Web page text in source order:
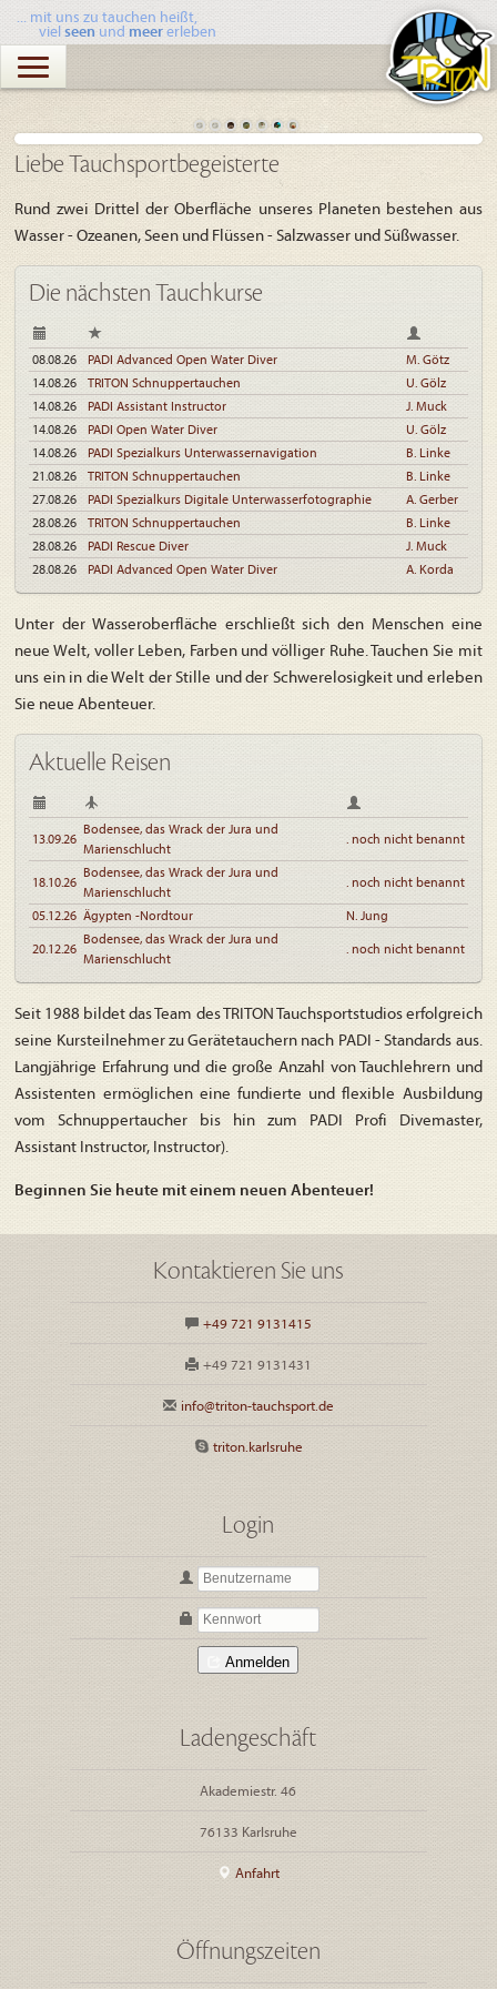
... mit uns zu tauchen heißt,
vielseen und meererleben
Liebe Tauchsportbegeisterte
Rund zwei Drittel der Oberfläche unseres Planeten bestehen aus
Wasser - Ozeanen, Seen und Flüssen - Salzwasser und Süßwasser.
Die nächsten Tauchkurse
08.08.26 PADI Advanced Open Water Diver
M. Götz
14.08.26
TRITON Schnuppertauchen
U. Gölz
14.08.26
PADI Assistant Instructor
J. Muck
14.08.26
PADI Open Water Diver
U. Gölz
14.08.26
PADI Spezialkurs Unterwassernavigation
B. Linke
21.08.26
TRITON Schnuppertauchen
B. Linke
27.08.26
PADI Spezialkurs Digitale Unterwasserfotographie
A. Gerber
28.08.26
TRITON Schnuppertauchen
B. Linke
28.08.26
PADI Rescue Diver
J. Muck
28.08.26
PADI Advanced Open Water Diver A. Korda
Unter der Wasseroberfläche erschließt sich den Menschen eine
neue Welt, voller Leben, Farben und völliger Ruhe. Tauchen Sie mit
uns ein in die Welt der Stille und der Schwerelosigkeit und erleben
Sie neue Abenteuer.
Aktuelle Reisen
13.09.26
Bodensee, das Wrack der Jura und
Marienschlucht
. noch nicht benannt
18.10.26
Bodensee, das Wrack der Jura und
Marienschlucht
. noch nicht benannt
05.12.26 Ägypten -Nordtour
N. Jung
20.12.26
Bodensee, das Wrack der Jura und
Marienschlucht
. noch nicht benannt
Seit 1988 bildet das Team des TRITON Tauchsportstudios erfolgreich
seine Kursteilnehmer zu Gerätetauchern nach PADI - Standards aus.
Langjährige Erfahrung und die große Anzahl von Tauchlehrern und
Assistenten ermöglichen eine fundierte und flexible Ausbildung
vom Schnuppertaucher bis hin zum PADI Profi Divemaster,
Assistant Instructor, Instructor).
Beginnen Sie heute mit einem neuen Abenteuer!
Kontaktieren Sie uns
+49 721 9131415
+49 721 9131431
info@triton-tauchsport.de
triton.karlsruhe
Login
Anmelden
Ladengeschäft
Akademiestr. 46
76133 Karlsruhe
Anfahrt
Öffnungszeiten